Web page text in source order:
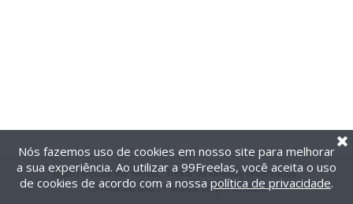
@2014-2026 99Freelas. Todos os direitos reservados.
Termos de uso| Política de privacidade
Nós fazemos uso de cookies em nosso site para melhorar
a sua experiência. Ao utilizar a 99Freelas, você aceita o uso
de cookies de acordo com a nossa política de privacidade.